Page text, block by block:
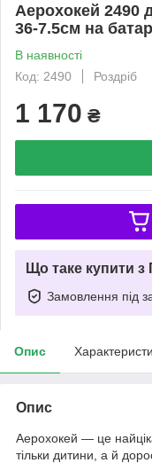
Аерохокей 2490
36-7.5см на
В наявності
Код: 2490
Роздріб
1 170 ₴
Що таке купити
Замовлення під
Опис
Опис
Аерохокей — це
тільки дитини, а й